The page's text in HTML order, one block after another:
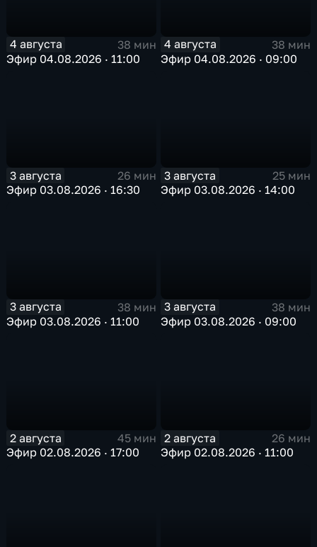
4 августа
38 мин
Эфир 04.08.2026 · 11:00
4 августа
38 мин
Эфир 04.08.2026 · 09:00
3 августа
26 мин
Эфир 03.08.2026 · 16:30
3 августа
25 мин
Эфир 03.08.2026 · 14:00
3 августа
38 мин
Эфир 03.08.2026 · 11:00
3 августа
38 мин
Эфир 03.08.2026 · 09:00
2 августа
45 мин
Эфир 02.08.2026 · 17:00
2 августа
26 мин
Эфир 02.08.2026 · 11:00